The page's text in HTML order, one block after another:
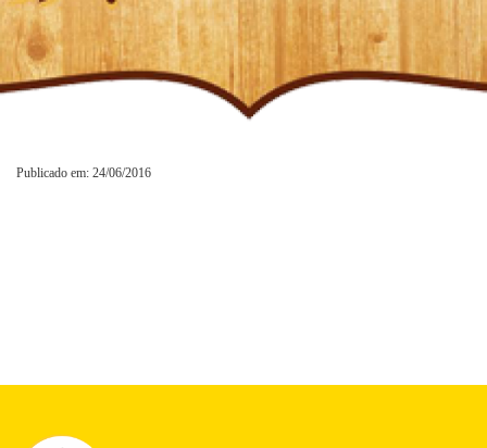
Publicado em: 24/06/2016